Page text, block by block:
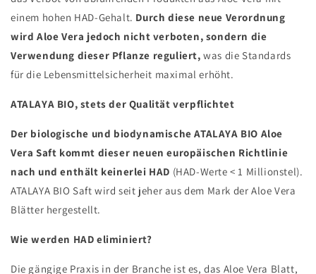
einem hohen HAD-Gehalt. Durch diese neue Verordnung
wird Aloe Vera jedoch nicht verboten, sondern die
Verwendung dieser Pflanze reguliert,was die Standards
für die Lebensmittelsicherheit maximal erhöht.
ATALAYA BIO, stets der Qualität verpflichtet
Der biologische und biodynamische ATALAYA BIO Aloe
Vera Saft kommt dieser neuen europäischen Richtlinie
nach und enthält keinerlei HAD (HAD-Werte < 1 Millionstel).
ATALAYA BIO Saft wird seit jeher aus dem Mark der Aloe Vera
Blätter hergestellt.
Wie werden HAD eliminiert?
Die gängige Praxis in der Branche ist es, das Aloe Vera Blatt,